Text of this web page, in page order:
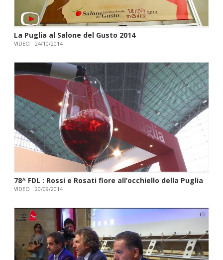
La Puglia al Salone del Gusto 2014
VIDEO 24/10/2014
78^ FDL : Rossi e Rosati fiore all’occhiello della Puglia
VIDEO 20/09/2014